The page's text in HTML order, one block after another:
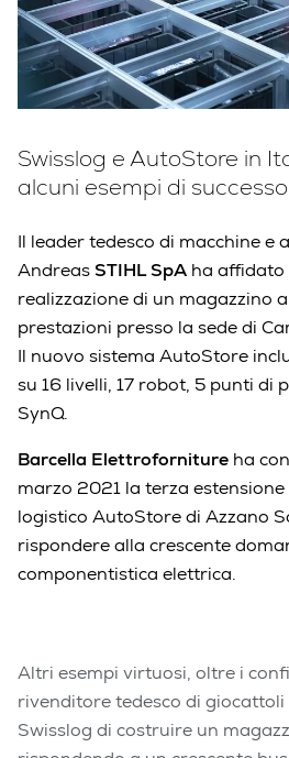
Swisslog e AutoStore in
alcuni esempi di successo
Il leader tedesco di macchine e
AndreasSTIHL SpA ha affidato
realizzazione di un magazzino
prestazioni presso la sede di
Il nuovo sistema AutoStore
su 16 livelli, 17 robot, 5 punti di
SynQ.
Barcella Elettroforniture ha
marzo 2021 la terza
logistico AutoStore di Azzano
rispondere alla crescente
componentistica elettrica.
Altri esempi virtuosi, oltre i
rivenditore tedesco di giocattoli
Swisslog di costruire un